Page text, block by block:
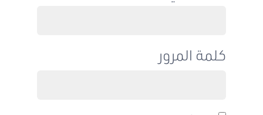
كلمة المرور